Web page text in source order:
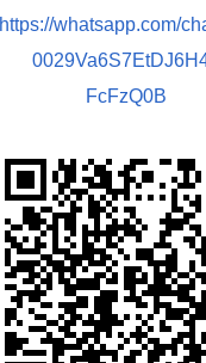
https://whatsapp.com/
FcFzQ0B